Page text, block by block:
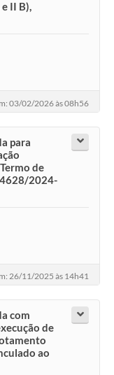
II B),
03/02/2026 às 08h56
para
de
2024-
26/11/2025 às 14h41
com
de
ao